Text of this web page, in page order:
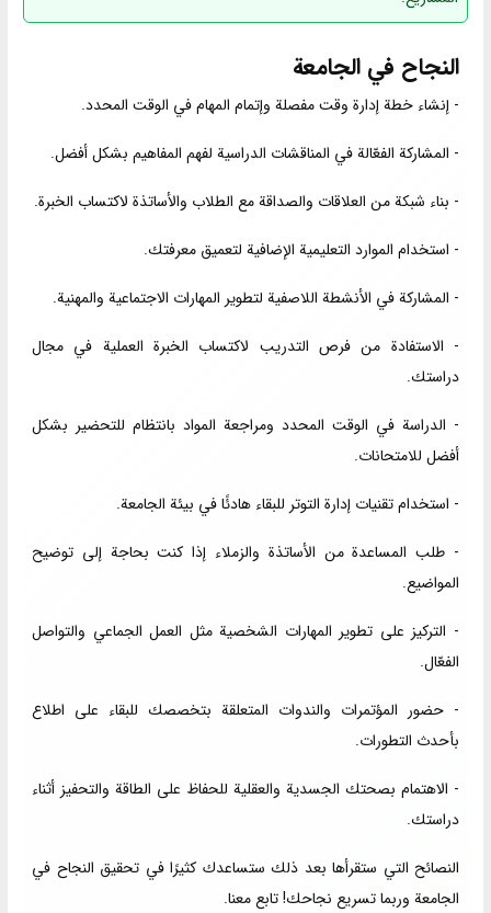
النجاح في الجامعة
- إنشاء خطة إدارة وقت مفصلة وإتمام المهام في الوقت المحدد.
- المشاركة الفعّالة في المناقشات الدراسية لفهم المفاهيم بشكل أفضل.
- بناء شبكة من العلاقات والصداقة مع الطلاب والأساتذة لاكتساب الخبرة.
- استخدام الموارد التعليمية الإضافية لتعميق معرفتك.
- المشاركة في الأنشطة اللاصفية لتطوير المهارات الاجتماعية والمهنية.
- الاستفادة من فرص التدريب لاكتساب الخبرة العملية في مجال
دراستك.
- الدراسة في الوقت المحدد ومراجعة المواد بانتظام للتحضير بشكل
أفضل للامتحانات.
- استخدام تقنيات إدارة التوتر للبقاء هادئًا في بيئة الجامعة.
- طلب المساعدة من الأساتذة والزملاء إذا كنت بحاجة إلى توضيح
المواضيع.
- التركيز على تطوير المهارات الشخصية مثل العمل الجماعي والتواصل
الفعّال.
- حضور المؤتمرات والندوات المتعلقة بتخصصك للبقاء على اطلاع
بأحدث التطورات.
- الاهتمام بصحتك الجسدية والعقلية للحفاظ على الطاقة والتحفيز أثناء
دراستك.
النصائح التي ستقرأها بعد ذلك ستساعدك كثيرًا في تحقيق النجاح في
الجامعة وربما تسريع نجاحك! تابع معنا.